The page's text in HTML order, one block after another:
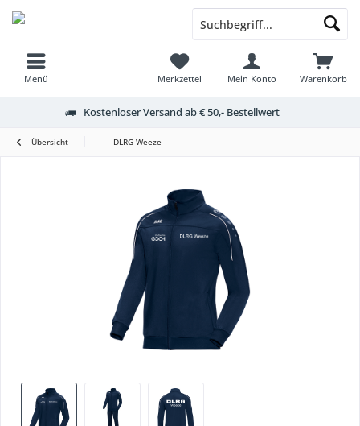
Menü Warenkorb
Merkzettel Mein Konto
Kostenloser Versand ab € 50,- Bestellwert
Übersicht DLRG Weeze